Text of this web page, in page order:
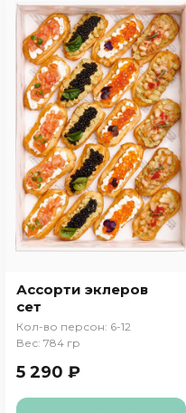
Ассорти эклеров
сет
Кол-во персон: 6-12
Вес: 784 гр
5 290 ₽